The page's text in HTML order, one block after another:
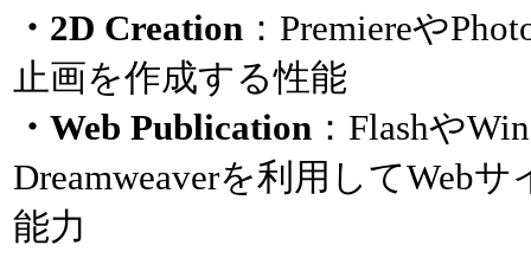
・2D Creation ：Premiereや
止画を作成する性能
・Web Publication ：Flashや
Dreamweaverを利用してWeb
能力